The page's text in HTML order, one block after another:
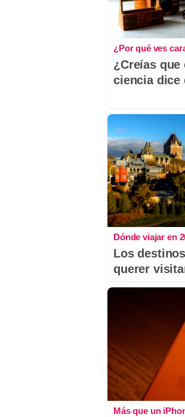
¿Por qué ves
¿Creías que
ciencia dice
Dónde viajar en
Los
querer
Más que un